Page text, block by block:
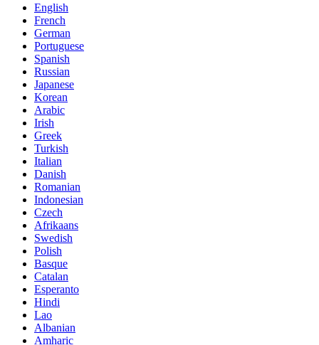
English
French
German
Portuguese
Spanish
Russian
Japanese
Korean
Arabic
Irish
Greek
Turkish
Italian
Danish
Romanian
Indonesian
Czech
Afrikaans
Swedish
Polish
Basque
Catalan
Esperanto
Hindi
Lao
Albanian
Amharic